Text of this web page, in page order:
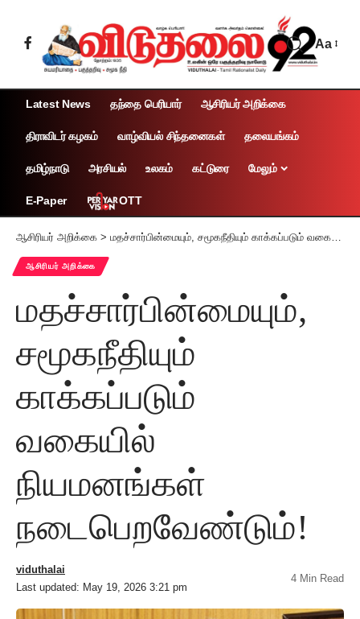
Aa
Latest News தந்தை பெரியார் ஆசிரியர் அறிக்கை
திராவிடர் கழகம் வாழ்வியல் சிந்தனைகள் தலையங்கம்
தமிழ்நாடு அரசியல் உலகம் கட்டுரை மேலும்
E-Paper OTT
ஆசிரியர் அறிக்கை > மதச்சார்பின்மையும், சமூகநீதியும் காக்கப்படும் வகையில் நியமனங்கள் நடைபெறவேண்டும்!
ஆசிரியர் அறிக்கை
மதச்சார்பின்மையும்,
சமூகநீதியும்
காக்கப்படும்
வகையில்
நியமனங்கள்
நடைபெறவேண்டும்!
Last updated: May 19, 2026 3:21 pm
viduthalai
4 Min Read